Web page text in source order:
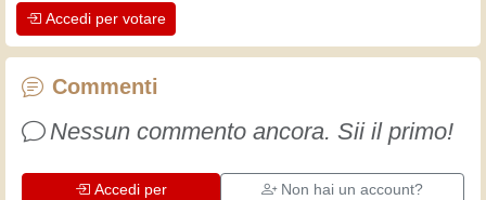
artigiani professionisti mettono nel loro
lavoro. Impariamo insieme, ogni giorno
è una occasione per migliorare. Buon
Accedi per votare
Commenti
Nessun commento ancora. Sii il primo!
Accedi per
Non hai un account?